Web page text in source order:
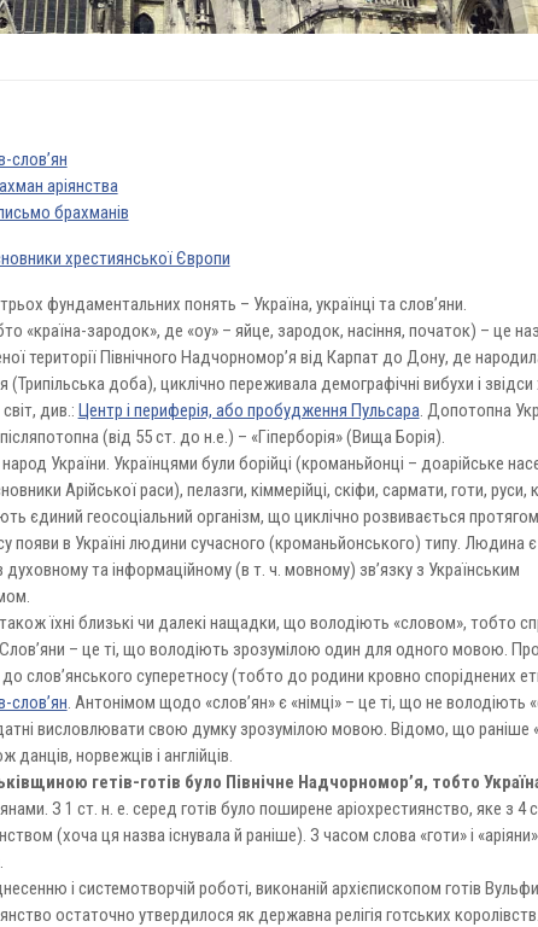
слов’ян
аріянства
брахманів
хрестиянської Європи
фундаментальних понять – Україна, українці та слов’яни.
«країна-зародок», де «оу» – яйце, зародок, насіння, початок) – це
території Північного Надчорномор’я від Карпат до Дону, де
(Трипільська доба), циклічно переживала демографічні вибухи і
див.: Центр і периферія, або пробудження Пульсара. Допотопна
(від 55 ст. до н.е.) – «Гіперборія» (Вища Борія).
України. Українцями були борійці (кроманьйонці – доарійське
Арійської раси), пелазги, кіммерійці, скіфи, сармати, готи, руси,
єдиний геосоціальний організм, що циклічно розвивається
появи в Україні людини сучасного (кроманьйонського) типу. Людина
та інформаційному (в т. ч. мовному) зв’язку з Українським
також їхні близькі чи далекі нащадки, що володіють «словом», тобто
– це ті, що володіють зрозумілою один для одного мовою.
слов’янського суперетносу (тобто до родини кровно споріднених
слов’ян. Антонімом щодо «слов’ян» є «німці» – це ті, що не володіють
висловлювати свою думку зрозумілою мовою. Відомо, що раніше
данців, норвежців і англійців.
гетів-готів було Північне Надчорномор’я, тобто
З 1 ст. н. е. серед готів було поширене аріохрестиянство, яке з 4
(хоча ця назва існувала й раніше). З часом слова «готи» і
і системотворчій роботі, виконаній архієпископом готів
остаточно утвердилося як державна релігія готських